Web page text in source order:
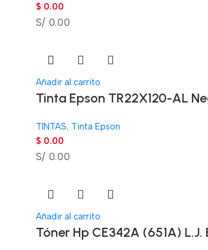
$ 0.00
S/ 0.00
Añadir al carrito
Tinta Epson TR22X120-AL
TINTAS, Tinta Epson
$ 0.00
S/ 0.00
Añadir al carrito
Tóner Hp CE342A (651A)